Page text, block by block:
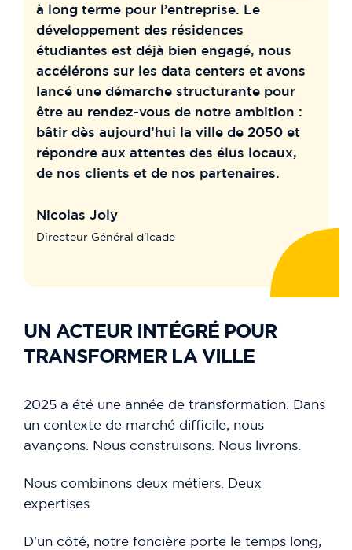
à long terme pour l’entreprise. Le
développement des résidences
étudiantes est déjà bien engagé, nous
accélérons sur les data centers et avons
lancé une démarche structurante pour
être au rendez-vous de notre ambition :
bâtir dès aujourd’hui la ville de 2050 et
répondre aux attentes des élus locaux,
de nos clients et de nos partenaires.
Nicolas Joly
Directeur Général d'Icade
UN ACTEUR INTÉGRÉ POUR
TRANSFORMER LA VILLE
2025 a été une année de transformation. Dans
un contexte de marché difficile, nous
avançons. Nous construisons. Nous livrons.
Nous combinons deux métiers. Deux
expertises.
D'un côté, notre foncière porte le temps long,